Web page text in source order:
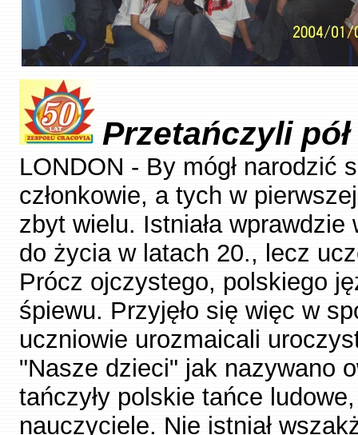
Przetańczyli
LONDON - By mógł narodzić
członkowie, a tych w
zbyt wielu. Istniała wprawdzie
do życia w latach 20., lecz
Prócz ojczystego, polskiego
śpiewu. Przyjęło się więc w
uczniowie urozmaicali
"Nasze dzieci" jak nazywano
tańczyły polskie tańce
nauczyciele. Nie istniał